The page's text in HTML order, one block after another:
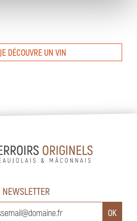
JE DÉCOUVRE UN VIN
NEWSLETTER